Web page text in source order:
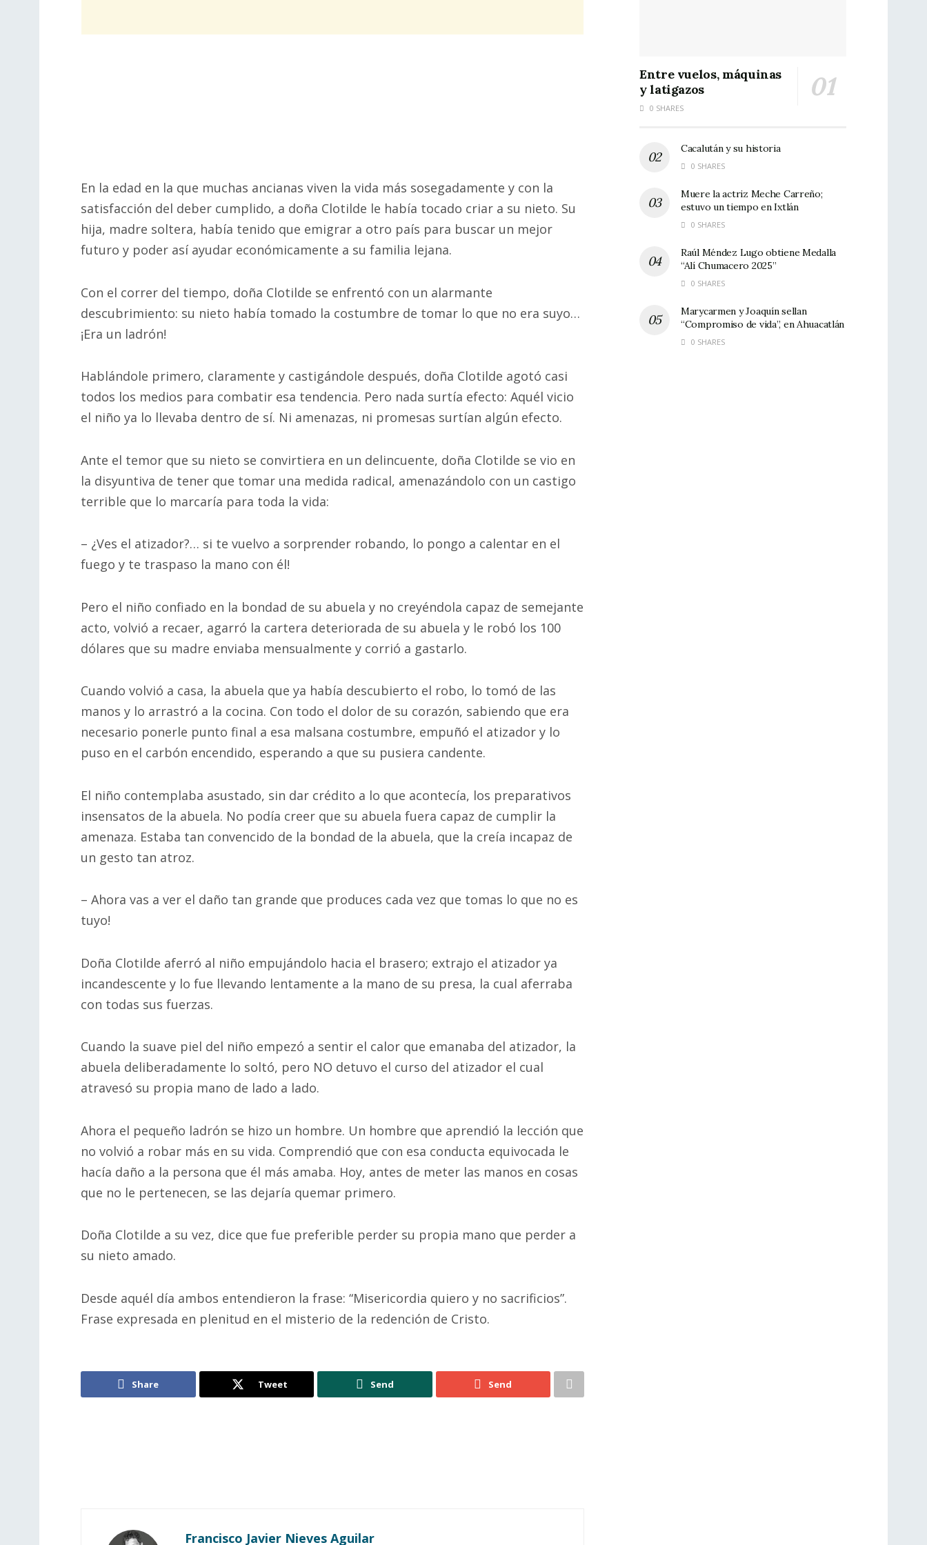
En la edad en la que muchas ancianas viven la vida más sosegadamente y con la
satisfacción del deber cumplido, a doña Clotilde le había tocado criar a su nieto. Su
hija, madre soltera, había tenido que emigrar a otro país para buscar un mejor
futuro y poder así ayudar económicamente a su familia lejana.
Con el correr del tiempo, doña Clotilde se enfrentó con un alarmante
descubrimiento: su nieto había tomado la costumbre de tomar lo que no era suyo…
¡Era un ladrón!
Hablándole primero, claramente y castigándole después, doña Clotilde agotó casi
todos los medios para combatir esa tendencia. Pero nada surtía efecto: Aquél vicio
el niño ya lo llevaba dentro de sí. Ni amenazas, ni promesas surtían algún efecto.
Ante el temor que su nieto se convirtiera en un delincuente, doña Clotilde se vio en
la disyuntiva de tener que tomar una medida radical, amenazándolo con un castigo
terrible que lo marcaría para toda la vida:
– ¿Ves el atizador?… si te vuelvo a sorprender robando, lo pongo a calentar en el
fuego y te traspaso la mano con él!
Pero el niño confiado en la bondad de su abuela y no creyéndola capaz de semejante
acto, volvió a recaer, agarró la cartera deteriorada de su abuela y le robó los 100
dólares que su madre enviaba mensualmente y corrió a gastarlo.
Cuando volvió a casa, la abuela que ya había descubierto el robo, lo tomó de las
manos y lo arrastró a la cocina. Con todo el dolor de su corazón, sabiendo que era
necesario ponerle punto final a esa malsana costumbre, empuñó el atizador y lo
puso en el carbón encendido, esperando a que su pusiera candente.
El niño contemplaba asustado, sin dar crédito a lo que acontecía, los preparativos
insensatos de la abuela. No podía creer que su abuela fuera capaz de cumplir la
amenaza. Estaba tan convencido de la bondad de la abuela, que la creía incapaz de
un gesto tan atroz.
– Ahora vas a ver el daño tan grande que produces cada vez que tomas lo que no es
tuyo!
Doña Clotilde aferró al niño empujándolo hacia el brasero; extrajo el atizador ya
incandescente y lo fue llevando lentamente a la mano de su presa, la cual aferraba
con todas sus fuerzas.
Cuando la suave piel del niño empezó a sentir el calor que emanaba del atizador, la
abuela deliberadamente lo soltó, pero NO detuvo el curso del atizador el cual
atravesó su propia mano de lado a lado.
Ahora el pequeño ladrón se hizo un hombre. Un hombre que aprendió la lección que
no volvió a robar más en su vida. Comprendió que con esa conducta equivocada le
hacía daño a la persona que él más amaba. Hoy, antes de meter las manos en cosas
que no le pertenecen, se las dejaría quemar primero.
Doña Clotilde a su vez, dice que fue preferible perder su propia mano que perder a
su nieto amado.
Desde aquél día ambos entendieron la frase: “Misericordia quiero y no sacrificios”.
Frase expresada en plenitud en el misterio de la redención de Cristo.
Share Tweet Send Send
Francisco Javier Nieves Aguilar
Entre vuelos, máquinas
y latigazos
0 SHARES
Cacalután y su historia
0 SHARES
Muere la actriz Meche Carreño;
estuvo un tiempo en Ixtlán
0 SHARES
Raúl Méndez Lugo obtiene Medalla
“Alí Chumacero 2025”
0 SHARES
Marycarmen y Joaquín sellan
“Compromiso de vida”, en Ahuacatlán
0 SHARES